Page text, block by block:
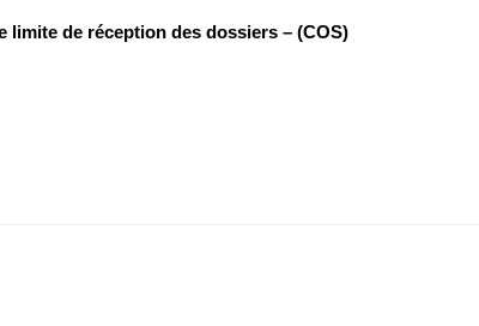
limite de réception des dossiers – (COS)